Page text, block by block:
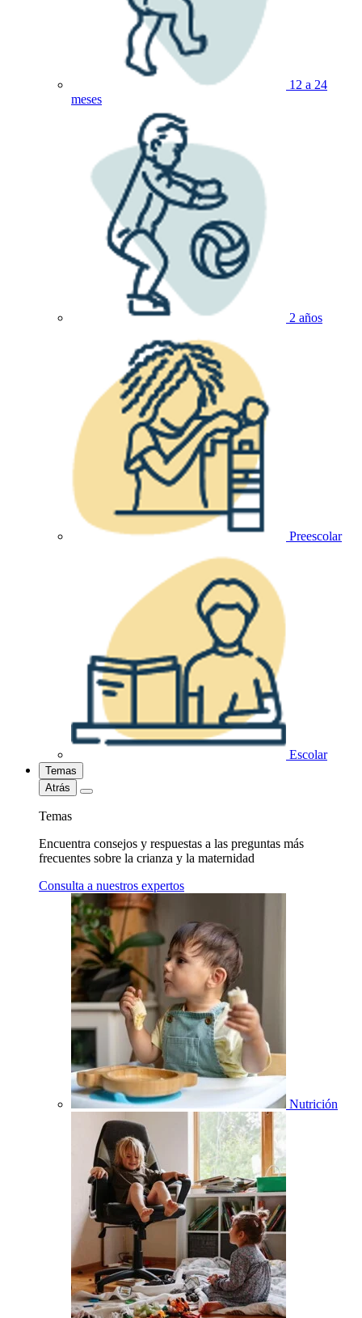
12 a 24
meses
2 años
Preescolar
Escolar
Temas
Atrás
Temas
Encuentra consejos y respuestas a las preguntas más
frecuentes sobre la crianza y la maternidad
Consulta a nuestros expertos
Nutrición